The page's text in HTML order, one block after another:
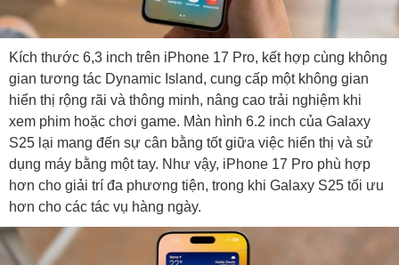
Kích thước 6,3 inch trên iPhone 17 Pro, kết hợp cùng không
gian tương tác Dynamic Island, cung cấp một không gian
hiển thị rộng rãi và thông minh, nâng cao trải nghiệm khi
xem phim hoặc chơi game. Màn hình 6.2 inch của Galaxy
S25 lại mang đến sự cân bằng tốt giữa việc hiển thị và sử
dụng máy bằng một tay. Như vậy, iPhone 17 Pro phù hợp
hơn cho giải trí đa phương tiện, trong khi Galaxy S25 tối ưu
hơn cho các tác vụ hàng ngày.